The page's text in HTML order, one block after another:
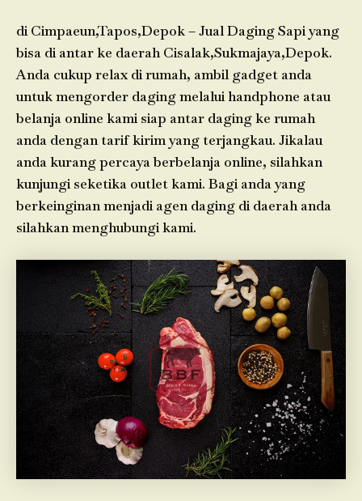
di Cimpaeun,Tapos,Depok – Jual Daging Sapi yang
bisa di antar ke daerah Cisalak,Sukmajaya,Depok.
Anda cukup relax di rumah, ambil gadget anda
untuk mengorder daging melalui handphone atau
belanja online kami siap antar daging ke rumah
anda dengan tarif kirim yang terjangkau. Jikalau
anda kurang percaya berbelanja online, silahkan
kunjungi seketika outlet kami. Bagi anda yang
berkeinginan menjadi agen daging di daerah anda
silahkan menghubungi kami.